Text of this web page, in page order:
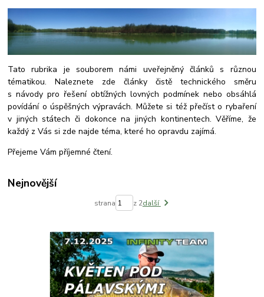
Tato rubrika je souborem námi uveřejněný článků s různou
tématikou. Naleznete zde články čistě technického směru
s návody pro řešení obtížných lovných podmínek nebo obsáhlá
povídání o úspěšných výpravách. Můžete si též přečíst o rybaření
v jiných státech či dokonce na jiných kontinentech. Věříme, že
každý z Vás si zde najde téma, které ho opravdu zajímá.
Přejeme Vám příjemné čtení.
Nejnovější
strana z 2další